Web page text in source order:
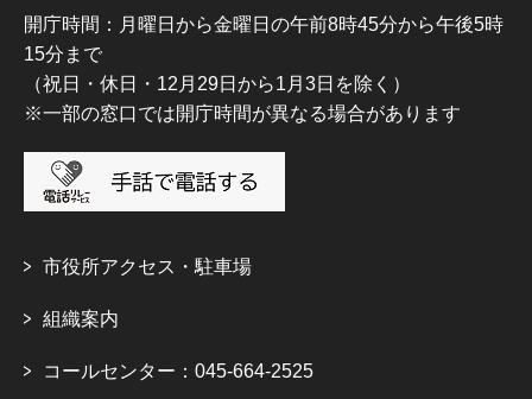
開庁時間：月曜日から金曜日の午前8時45分から午後5時
15分まで
（祝日・休日・12月29日から1月3日を除く）
※一部の窓口では開庁時間が異なる場合があります
市役所アクセス・駐車場
組織案内
コールセンター：045-664-2525